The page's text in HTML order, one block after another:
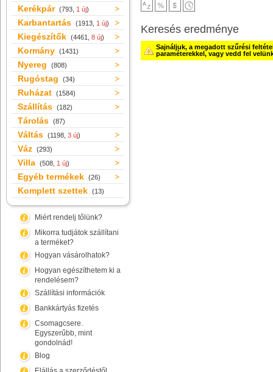
Kerékpár (793, 1 új)
Karbantartás (1913, 1 új)
Kiegészítők (4461, 8 új)
Kormány (1431)
Nyereg (808)
Rugóstag (34)
Ruházat (1584)
Szállítás (182)
Tárolás (87)
Váltás (1198, 3 új)
Váz (293)
Villa (508, 1 új)
Egyéb termékek (26)
Komplett szettek (13)
Miért rendelj tőlünk?
Mikorra tudjátok szállítani
a terméket?
Hogyan vásárolhatok?
Hogyan egészíthetem ki a
rendelésem?
Szállítási információk
Bankkártyás fizetés
Csomagcsere.
Egyszerűbb, mint
gondolnád!
Blog
Keresés eredménye
Sajnáljuk, a megadott szűrési
paraméterekkel, vagy vedd fel